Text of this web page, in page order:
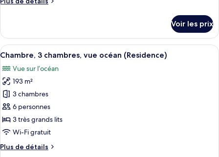
Chambre,
vue
océan
(Residence)
le
type
de
Chambre,
2
chambres,
vue
océan
(Residence)
Voir les prix
Afficher
toutes
les
photos
pour
ce
type
de
chambre :
Chambre,
Un espace extérieur aménagé,
9
Chambre, 3 chambres, vue océan (Residence)
Vue sur l’océan
193 m²
3 chambres
6 personnes
3 très grands lits
Wi-Fi gratuit
Plus de détails
Plus